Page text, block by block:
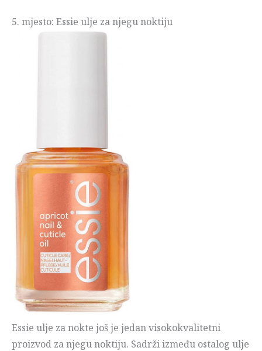
5. mjesto: Essie ulje za njegu noktiju
Essie ulje za nokte još je jedan visokokvalitetni
proizvod za njegu noktiju. Sadrži između ostalog ulje